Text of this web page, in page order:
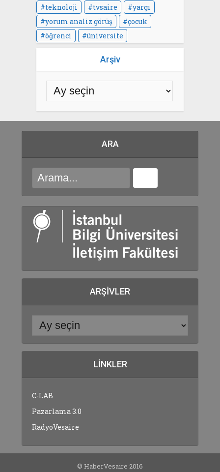
teknoloji
tvsaire
yargı
yorum analiz görüş
çocuk
öğrenci
üniversite
Arşiv
ARA
ARŞIVLER
LINKLER
C-LAB
Pazarlama 3.0
RadyoVesaire
© HaberVesaire 2016